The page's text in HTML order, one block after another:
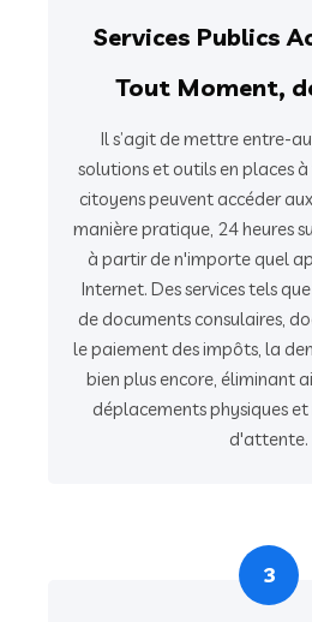
Services Publics
Tout Moment,
Il s’agit de mettre entre-
solutions et outils en places
citoyens peuvent accéder
manière pratique, 24 heures
à partir de n'importe quel
Internet. Des services tels
de documents consulaires,
le paiement des impôts, la
bien plus encore, éliminant
déplacements physiques
d'attente.
3